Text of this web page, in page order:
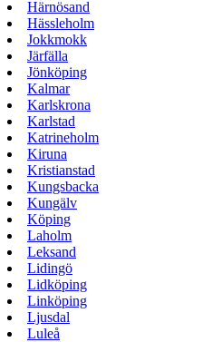
Härnösand
Hässleholm
Jokkmokk
Järfälla
Jönköping
Kalmar
Karlskrona
Karlstad
Katrineholm
Kiruna
Kristianstad
Kungsbacka
Kungälv
Köping
Laholm
Leksand
Lidingö
Lidköping
Linköping
Ljusdal
Luleå